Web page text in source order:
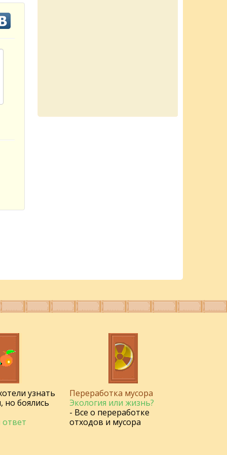
узнать
но боялись
Переработка мусора
Экология или жизнь?
- Все о переработке
отходов и мусора